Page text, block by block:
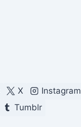
X
Instagram
Tumblr